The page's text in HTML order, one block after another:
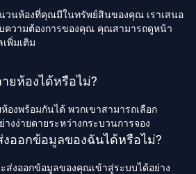
วนห้องที่คุณมีในทรัพย์สินของคุณ เราเสนอ
บความต้องการของคุณ คุณสามารถดูหน้า
พิ่มเติม
ยห้องได้หรือไม่?
องพร้อมกันได้ พวกเขาสามารถเลือก
งง่ายดายระหว่างกระบวนการจอง
ออกข้อมูลของฉันได้หรือไม่?
ส่งออกข้อมูลของคุณเข้าสู่ระบบได้อย่าง